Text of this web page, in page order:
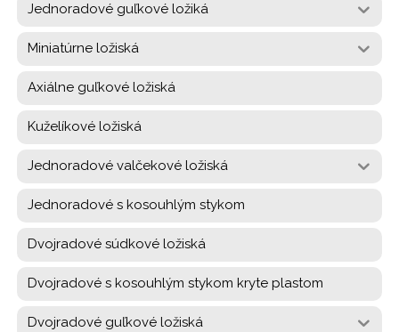
Jednoradové guľkové ložiká
Miniatúrne ložiská
Axiálne guľkové ložiská
Kuželíkové ložiská
Jednoradové valčekové ložiská
Jednoradové s kosouhlým stykom
Dvojradové súdkové ložiská
Dvojradové s kosouhlým stykom kryte plastom
Dvojradové guľkové ložiská